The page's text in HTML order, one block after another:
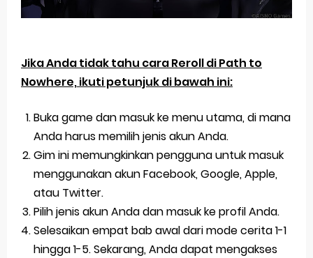
Jika Anda tidak tahu cara Reroll di Path to
Nowhere, ikuti petunjuk di bawah ini:
Buka game dan masuk ke menu utama, di mana
Anda harus memilih jenis akun Anda.
Gim ini memungkinkan pengguna untuk masuk
menggunakan akun Facebook, Google, Apple,
atau Twitter.
Pilih jenis akun Anda dan masuk ke profil Anda.
Selesaikan empat bab awal dari mode cerita 1-1
hingga 1-5. Sekarang, Anda dapat mengakses